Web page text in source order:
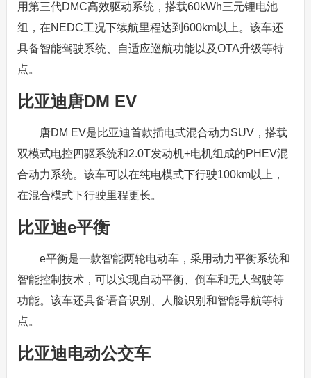
用第三代DMC高效驱动系统，搭载60kWh三元锂电池
组，在NEDC工况下续航里程达到600km以上。该车还
具备智能驾驶系统、自适应巡航功能以及OTA升级等特
点。
比亚迪唐DM EV
唐DM EV是比亚迪首款插电式混合动力SUV，搭载
双模式电控四驱系统和2.0T发动机+电机组成的PHEV混
合动力系统。该车可以在纯电模式下行驶100km以上，
在混合模式下行驶里程更长。
比亚迪e平衡
e平衡是一款智能两轮电动车，采用动力平衡系统和
智能控制技术，可以实现自动平衡、倒车和无人驾驶等
功能。该车还具备语音识别、人脸识别和智能导航等特
点。
比亚迪电动公交车